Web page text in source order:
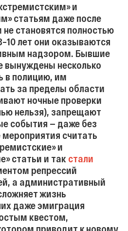
и
статьям даже после
становятся полностью
лет они оказываются
надзором. Бывшие
вынуждены несколько
в полицию, им
за пределы области
ночные проверки
нельзя), запрещают
события — даже без
считать
и
статьи и так стали
репрессий
а административный
жизнь
даже эмиграция
квестом,
приводит к новому